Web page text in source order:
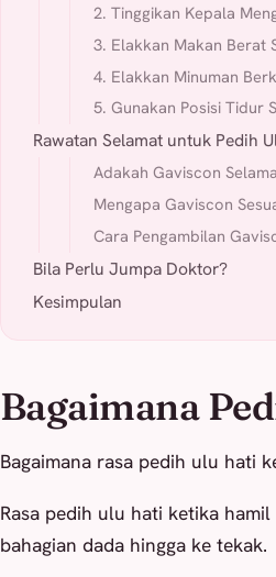
2. Tinggikan Kepala
3. Elakkan Makan Berat
4. Elakkan Minuman
5. Gunakan Posisi Tidur
Rawatan Selamat untuk Pedih
Adakah Gaviscon
Mengapa Gaviscon
Cara Pengambilan
Bila Perlu Jumpa Doktor?
Kesimpulan
Bagaimana
Bagaimana rasa pedih ulu hati
Rasa pedih ulu hati ketika
bahagian dada hingga ke tekak.